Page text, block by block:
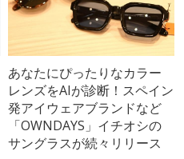
あなたにぴったりなカラー
レンズをAIが診断！スペイン
発アイウェアブランドなど
「OWNDAYS」イチオシの
サングラスが続々リリース